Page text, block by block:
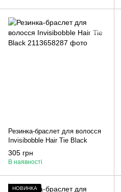
Резинка-браслет для волосся
Invisibobble Hair Tie Black
305 грн
В наявності
НОВИНКА